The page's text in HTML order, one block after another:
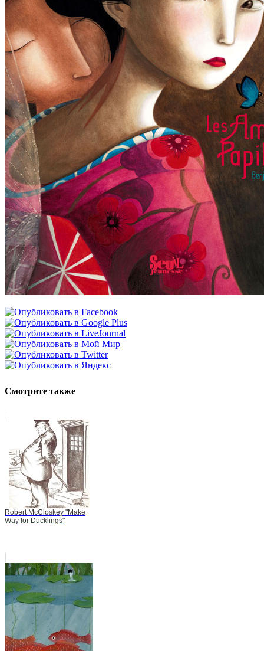
Смотрите также
Robert McCloskey "Make
Way for Ducklings"